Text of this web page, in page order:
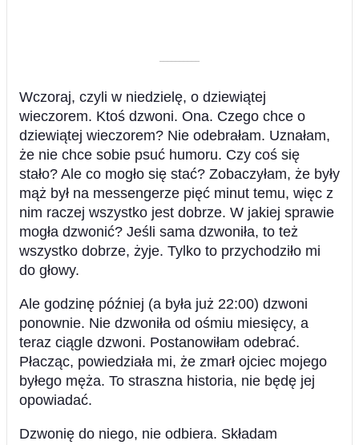
––––––––––
Wczoraj, czyli w niedzielę, o dziewiątej
wieczorem. Ktoś dzwoni. Ona. Czego chce o
dziewiątej wieczorem? Nie odebrałam. Uznałam,
że nie chce sobie psuć humoru. Czy coś się
stało? Ale co mogło się stać? Zobaczyłam, że były
mąż był na messengerze pięć minut temu, więc z
nim raczej wszystko jest dobrze. W jakiej sprawie
mogła dzwonić? Jeśli sama dzwoniła, to też
wszystko dobrze, żyje. Tylko to przychodziło mi
do głowy.
Ale godzinę później (a była już 22:00) dzwoni
ponownie. Nie dzwoniła od ośmiu miesięcy, a
teraz ciągle dzwoni. Postanowiłam odebrać.
Płacząc, powiedziała mi, że zmarł ojciec mojego
byłego męża. To straszna historia, nie będę jej
opowiadać.
Dzwonię do niego, nie odbiera. Składam